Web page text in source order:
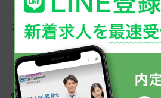
メールアドレス